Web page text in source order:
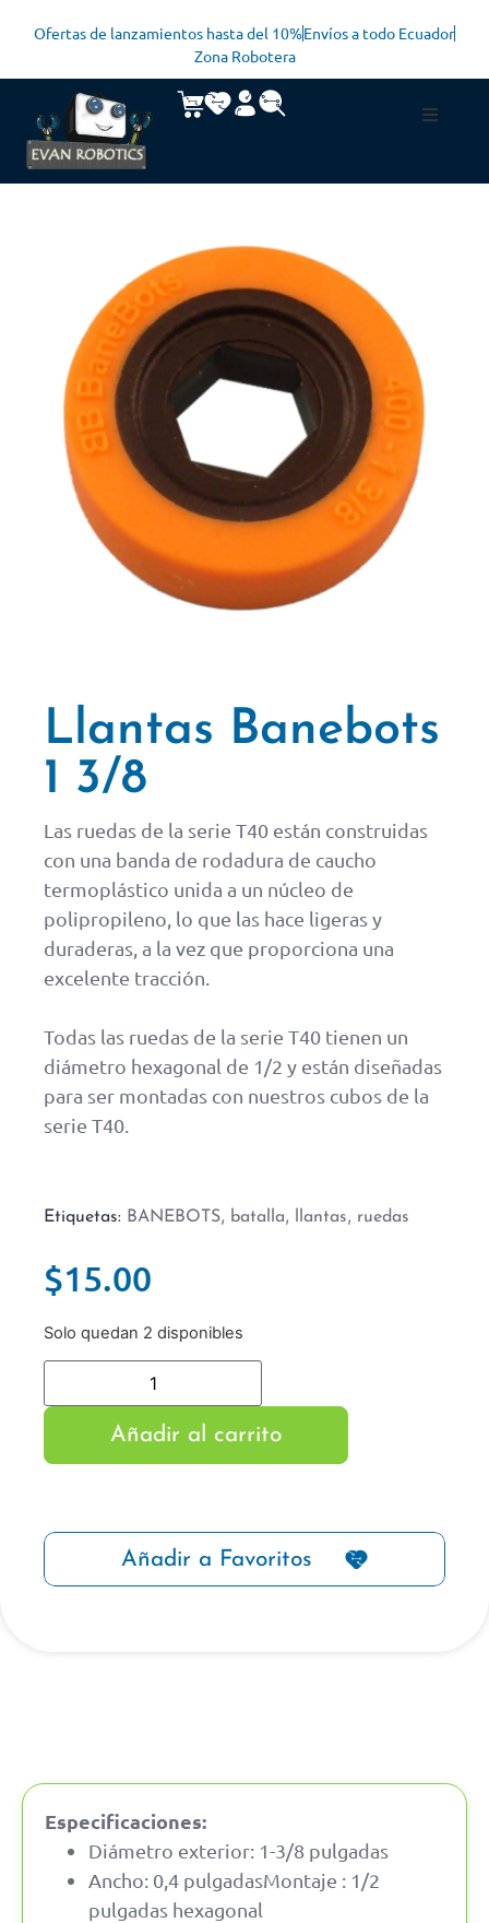
Ofertas de lanzamientos hasta del 10%Envíos a todo Ecuador
Zona Robotera
Llantas Banebots
1 3/8
Las ruedas de la serie T40 están construidas
con una banda de rodadura de caucho
termoplástico unida a un núcleo de
polipropileno, lo que las hace ligeras y
duraderas, a la vez que proporciona una
excelente tracción.
Todas las ruedas de la serie T40 tienen un
diámetro hexagonal de 1/2 y están diseñadas
para ser montadas con nuestros cubos de la
serie T40.
Etiquetas: BANEBOTS, batalla, llantas, ruedas
$15.00
Solo quedan 2 disponibles
Añadir al carrito
Añadir a Favoritos
Especificaciones:
Diámetro exterior: 1-3/8 pulgadas
Ancho: 0,4 pulgadasMontaje : 1/2
pulgadas hexagonal